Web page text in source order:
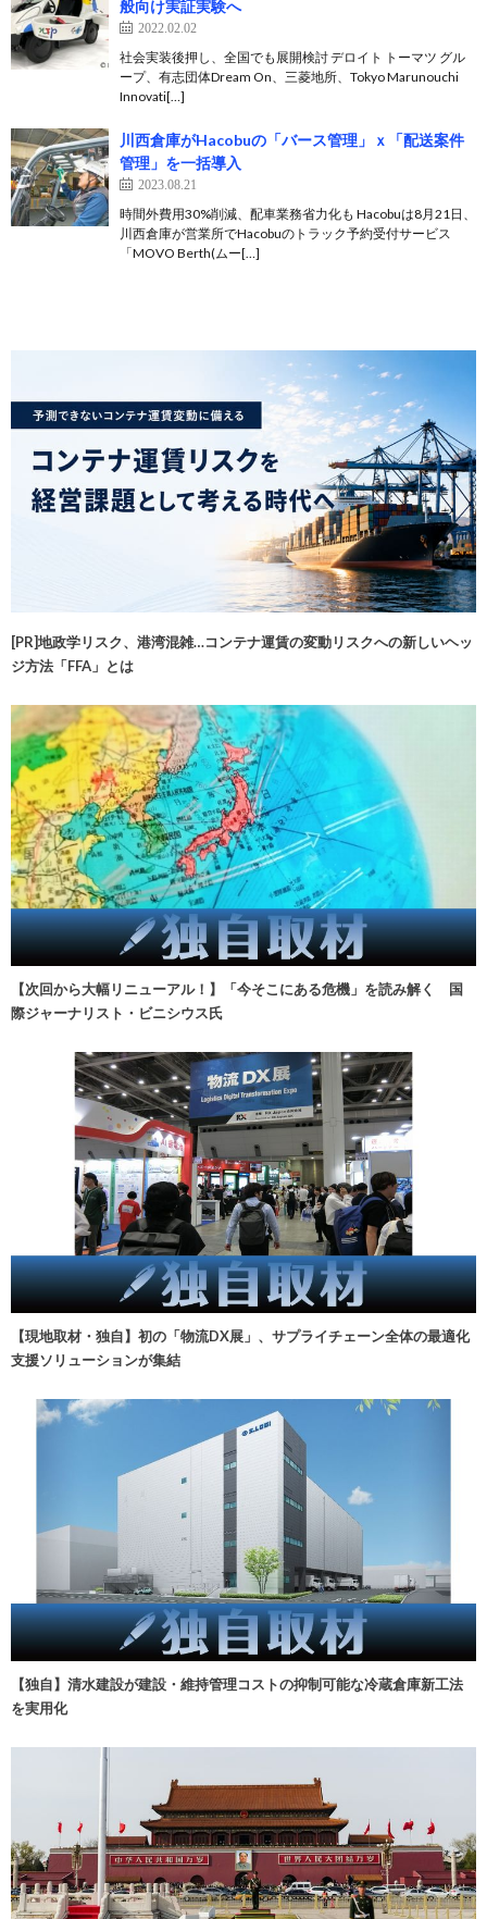
般向け実証実験へ
2022.02.02
社会実装後押し、全国でも展開検討 デロイト トーマツ グル
ープ、有志団体Dream On、三菱地所、Tokyo Marunouchi
Innovati[…]
川西倉庫がHacobuの「バース管理」ｘ「配送案件
管理」を一括導入
2023.08.21
時間外費用30%削減、配車業務省力化も Hacobuは8月21日、
川西倉庫が営業所でHacobuのトラック予約受付サービス
「MOVO Berth(ムー[…]
[PR]地政学リスク、港湾混雑…コンテナ運賃の変動リスクへの新しいヘッ
ジ方法「FFA」とは
【次回から大幅リニューアル！】「今そこにある危機」を読み解く 国
際ジャーナリスト・ビニシウス氏
【現地取材・独自】初の「物流DX展」、サプライチェーン全体の最適化
支援ソリューションが集結
【独自】清水建設が建設・維持管理コストの抑制可能な冷蔵倉庫新工法
を実用化